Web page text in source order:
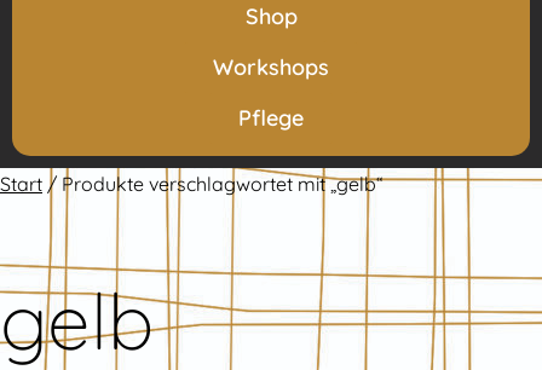
Shop
Workshops
Pflege
Start / Produkte verschlagwortet mit „gelb“
gelb